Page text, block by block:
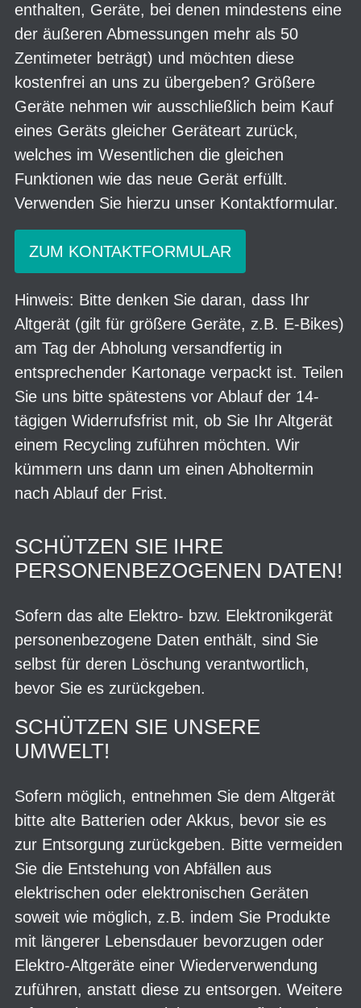
enthalten, Geräte, bei denen mindestens eine
der äußeren Abmessungen mehr als 50
Zentimeter beträgt) und möchten diese
kostenfrei an uns zu übergeben? Größere
Geräte nehmen wir ausschließlich beim Kauf
eines Geräts gleicher Geräteart zurück,
welches im Wesentlichen die gleichen
Funktionen wie das neue Gerät erfüllt.
Verwenden Sie hierzu unser Kontaktformular.
ZUM KONTAKTFORMULAR
Hinweis: Bitte denken Sie daran, dass Ihr
Altgerät (gilt für größere Geräte, z.B. E-Bikes)
am Tag der Abholung versandfertig in
entsprechender Kartonage verpackt ist. Teilen
Sie uns bitte spätestens vor Ablauf der 14-
tägigen Widerrufsfrist mit, ob Sie Ihr Altgerät
einem Recycling zuführen möchten. Wir
kümmern uns dann um einen Abholtermin
nach Ablauf der Frist.
SCHÜTZEN SIE IHRE
PERSONENBEZOGENEN DATEN!
Sofern das alte Elektro- bzw. Elektronikgerät
personenbezogene Daten enthält, sind Sie
selbst für deren Löschung verantwortlich,
bevor Sie es zurückgeben.
SCHÜTZEN SIE UNSERE
UMWELT!
Sofern möglich, entnehmen Sie dem Altgerät
bitte alte Batterien oder Akkus, bevor sie es
zur Entsorgung zurückgeben. Bitte vermeiden
Sie die Entstehung von Abfällen aus
elektrischen oder elektronischen Geräten
soweit wie möglich, z.B. indem Sie Produkte
mit längerer Lebensdauer bevorzugen oder
Elektro-Altgeräte einer Wiederverwendung
zuführen, anstatt diese zu entsorgen. Weitere